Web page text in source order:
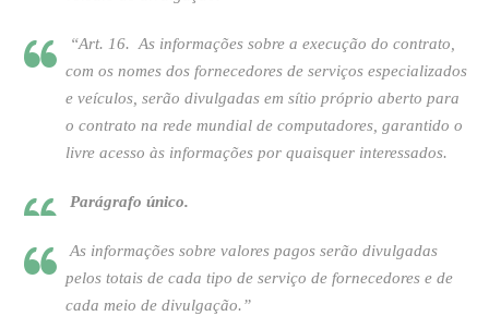
“Art. 16. As informações sobre a execução do contrato,
com os nomes dos fornecedores de serviços especializados
e veículos, serão divulgadas em sítio próprio aberto para
o contrato na rede mundial de computadores, garantido o
livre acesso às informações por quaisquer interessados.
Parágrafo único.
As informações sobre valores pagos serão divulgadas
pelos totais de cada tipo de serviço de fornecedores e de
cada meio de divulgação.”